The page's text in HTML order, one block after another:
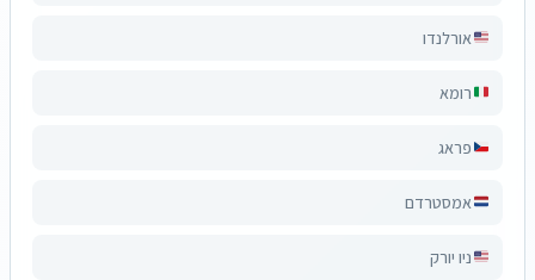
אורלנדו
רומא
פראג
אמסטרדם
ניו יורק